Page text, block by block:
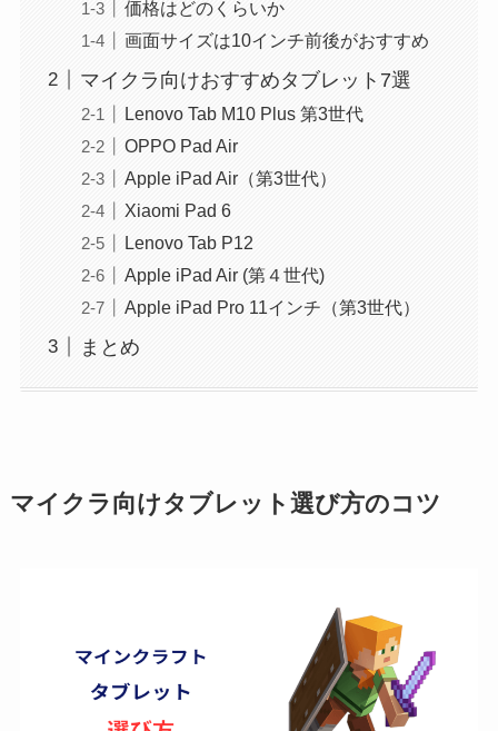
価格はどのくらいか
画面サイズは10インチ前後がおすすめ
マイクラ向けおすすめタブレット7選
Lenovo Tab M10 Plus 第3世代
OPPO Pad Air
Apple iPad Air（第3世代）
Xiaomi Pad 6
Lenovo Tab P12
Apple iPad Air (第４世代)
Apple iPad Pro 11インチ（第3世代）
まとめ
マイクラ向けタブレット選び方のコツ